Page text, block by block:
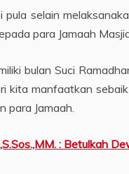
selain
para Jamaah
bulan Suci
kita manfaatkan
para Jamaah.
: Betulkah